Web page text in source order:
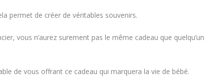
permet de créer de véritables souvenirs.
vous n’aurez surement pas le même cadeau que quelqu’un
de vous offrant ce cadeau qui marquera la vie de bébé.